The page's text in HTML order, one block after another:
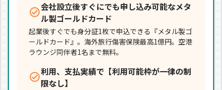
会社設立後すぐにでも申し込み可能なメタ
ル製ゴールドカード
起業後すぐでも身分証1枚で申込できる『メタル製ゴ
ールドカード』。海外旅行傷害保険最高1億円。空港
ラウンジ同伴者1名まで無料。
利用、支払実績で【利用可能枠が一律の制
限なし】